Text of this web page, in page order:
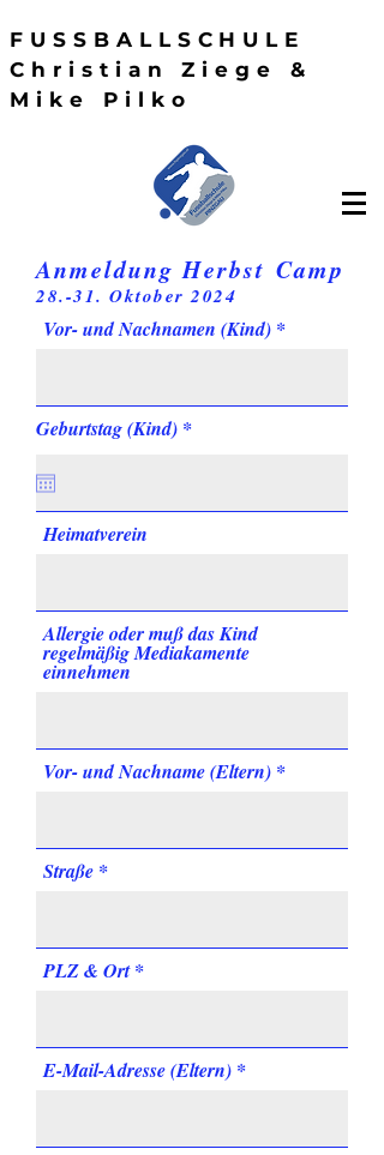
FUSSBALLSCHULE
Christian Ziege &
Mike Pilko
AnmeldungHerbst Camp
28.-31. Oktober 2024
Vor- und Nachnamen (Kind)
Geburtstag (Kind) *r
Heimatverein
Allergie oder muß das Kind
regelmäßig Mediakamente
einnehmen
Vor- und Nachname (Eltern)
Straße
PLZ & Ort
E-Mail-Adresse (Eltern)